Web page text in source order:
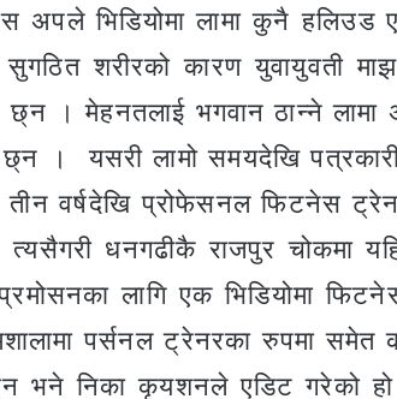
भिडियोमा लामा कुनै हलिउड
शरीरको कारण युवायुवती माझ
। मेहनतलाई भगवान ठान्ने लामा
। यसरी लामो समयदेखि
तीन वर्षदेखि प्रोफेसनल फिटनेस
धनगढीकै राजपुर चोकमा
लागि एक भिडियोमा
पर्सनल ट्रेनरका रुपमा समेत
भने निका कृयशनले एडिट गरेको हो